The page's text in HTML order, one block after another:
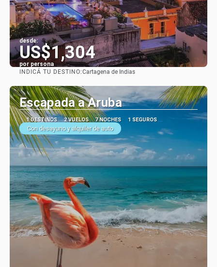
desde:
US$1,304
por persona
INDICÁ TU DESTINO:Cartagena de Indias
Escapada a Aruba
1 DESTINOS 2 VUELOS 7 NOCHES 1 SEGUROS
Con desayuno y alquiler de auto